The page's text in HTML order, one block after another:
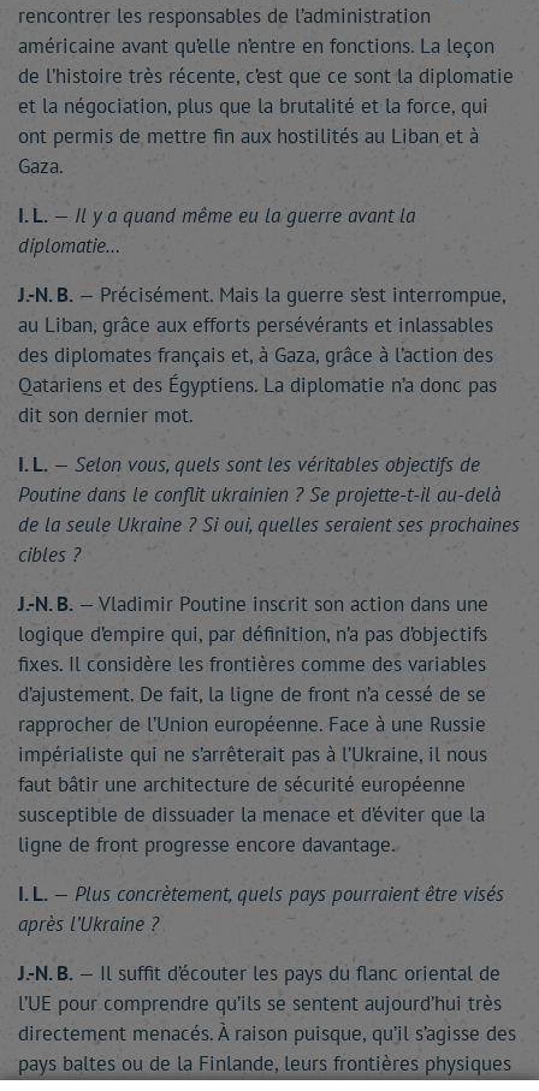
rencontrer les responsables de l’administration
américaine avant qu’elle n’entre en fonctions. La leçon
de l’histoire très récente, c’est que ce sont la diplomatie
et la négociation, plus que la brutalité et la force, qui
ont permis de mettre fin aux hostilités au Liban et à
Gaza.
I. L. — Il y a quand même eu la guerre avant la
diplomatie…
J.-N. B. — Précisément. Mais la guerre s’est interrompue,
au Liban, grâce aux efforts persévérants et inlassables
des diplomates français et, à Gaza, grâce à l’action des
Qatariens et des Égyptiens. La diplomatie n’a donc pas
dit son dernier mot.
I. L. — Selon vous, quels sont les véritables objectifs de
Poutine dans le conflit ukrainien ? Se projette-t-il au-delà
de la seule Ukraine ? Si oui, quelles seraient ses prochaines
cibles ?
J.-N. B. — Vladimir Poutine inscrit son action dans une
logique d’empire qui, par définition, n’a pas d’objectifs
fixes. Il considère les frontières comme des variables
d’ajustement. De fait, la ligne de front n’a cessé de se
rapprocher de l’Union européenne. Face à une Russie
impérialiste qui ne s’arrêterait pas à l’Ukraine, il nous
faut bâtir une architecture de sécurité européenne
susceptible de dissuader la menace et d’éviter que la
ligne de front progresse encore davantage.
I. L. — Plus concrètement, quels pays pourraient être visés
après l’Ukraine ?
J.-N. B. — Il suffit d’écouter les pays du flanc oriental de
l’UE pour comprendre qu’ils se sentent aujourd’hui très
directement menacés. À raison puisque, qu’il s’agisse des
pays baltes ou de la Finlande, leurs frontières physiques